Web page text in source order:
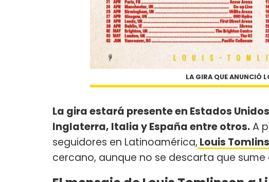
LA GIRA QUE ANUNCIÓ
La gira estará presente en Estados
Inglaterra, Italia y España entre otros.A
seguidores en Latinoamérica, Louis
cercano, aunque no se descarta que